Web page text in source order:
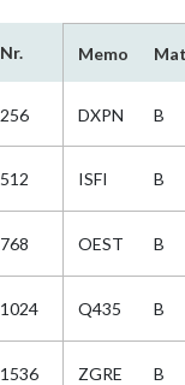
Nr. Memo
256 DXPN B
512 ISFI B
768 OEST B
1024 Q435 B
1536 ZGRE B